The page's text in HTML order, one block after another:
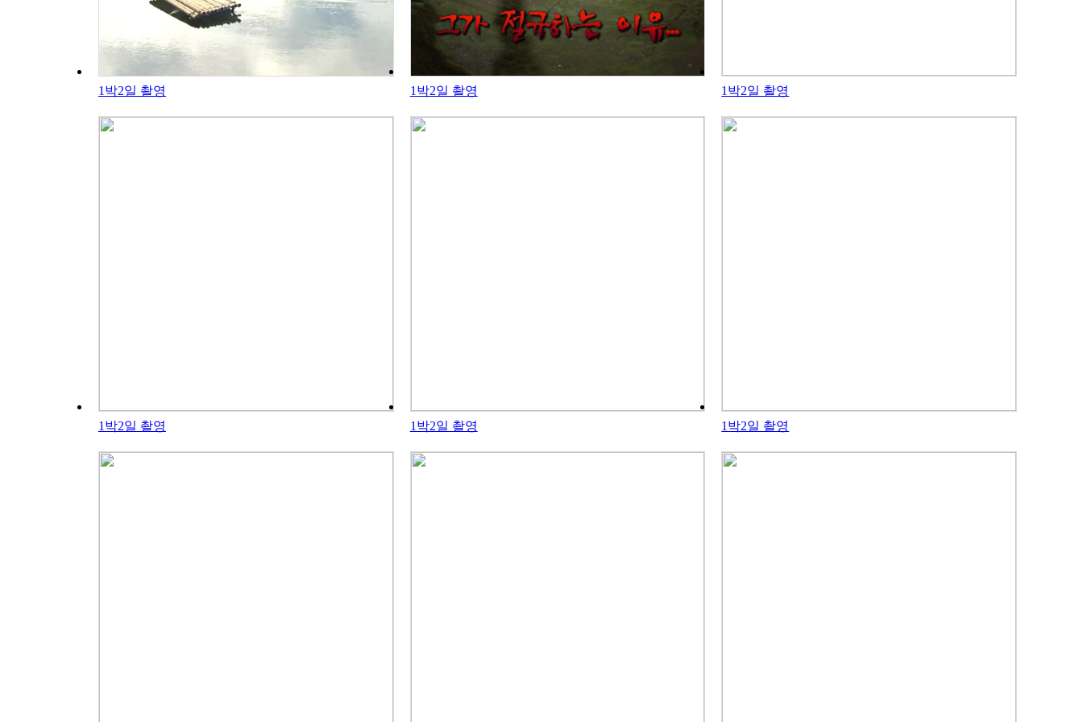
1박2일 촬영 1박2일 촬영 1박2일 촬영
1박2일 촬영 1박2일 촬영 1박2일 촬영